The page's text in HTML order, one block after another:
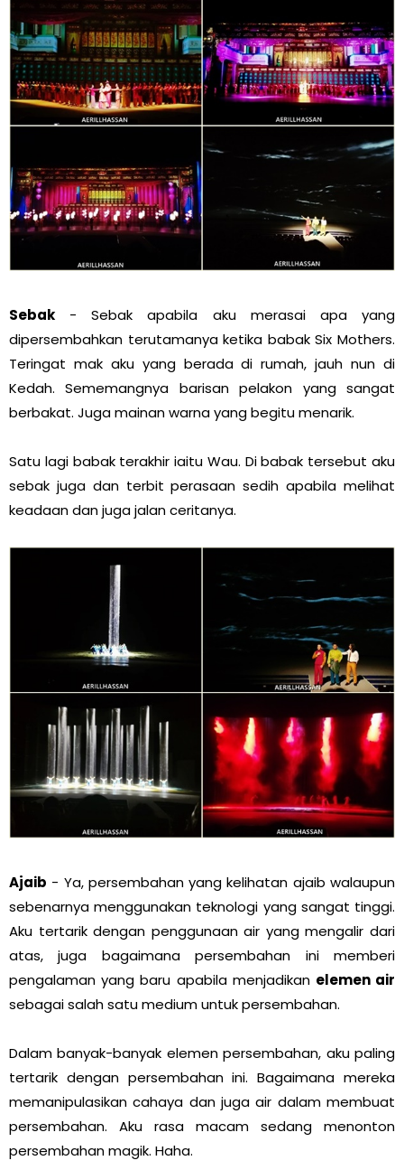
Sebak - Sebak apabila aku merasai apa yang
dipersembahkan terutamanya ketika babak Six Mothers.
Teringat mak aku yang berada di rumah, jauh nun di
Kedah. Sememangnya barisan pelakon yang sangat
berbakat. Juga mainan warna yang begitu menarik.
Satu lagi babak terakhir iaitu Wau. Di babak tersebut aku
sebak juga dan terbit perasaan sedih apabila melihat
keadaan dan juga jalan ceritanya.
Ajaib - Ya, persembahan yang kelihatan ajaib walaupun
sebenarnya menggunakan teknologi yang sangat tinggi.
Aku tertarik dengan penggunaan air yang mengalir dari
atas, juga bagaimana persembahan ini memberi
pengalaman yang baru apabila menjadikan elemen air
sebagai salah satu medium untuk persembahan.
Dalam banyak-banyak elemen persembahan, aku paling
tertarik dengan persembahan ini. Bagaimana mereka
memanipulasikan cahaya dan juga air dalam membuat
persembahan. Aku rasa macam sedang menonton
persembahan magik. Haha.